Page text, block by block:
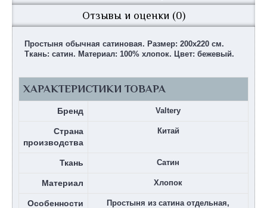
Отзывы и оценки (0)
Простыня обычная сатиновая. Размер: 200х220 см.
Ткань: сатин. Материал: 100% хлопок. Цвет: бежевый.
ХАРАКТЕРИСТИКИ ТОВАРА
Бренд Valtery
Страна
производства
Китай
Ткань Сатин
Материал Хлопок
Особенности
Простыня из сатина отдельная,